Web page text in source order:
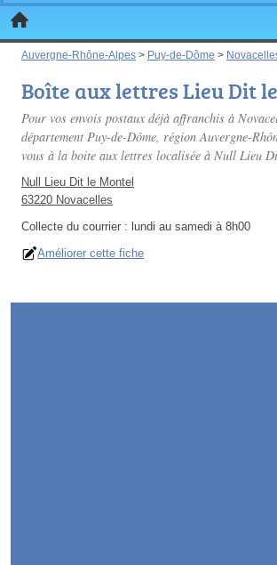
Auvergne-Rhône-Alpes > Puy-de-Dôme >
Boîte aux lettres Lieu Dit
Pour vos envois postaux déjà affranchis à
département Puy-de-Dôme, région Auvergne-
vous à la boite aux lettres localisée à Null Lieu
Null Lieu Dit le Montel
63220 Novacelles
Collecte du courrier : lundi au samedi à 8h00
Améliorer cette fiche